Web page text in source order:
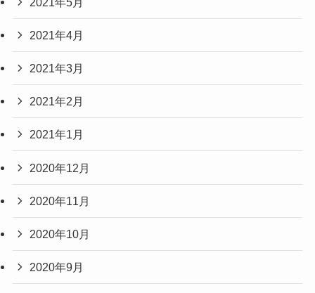
2021年4月
2021年3月
2021年2月
2021年1月
2020年12月
2020年11月
2020年10月
2020年9月